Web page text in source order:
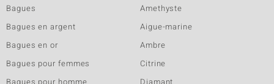
Bagues
Bagues en argent
Bagues en or
Bagues pour femmes
Amethyste
Aigue-marine
Ambre
Citrine